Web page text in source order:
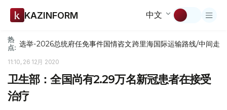
KAZINFORM 中文
热
点: 选举-2026总统府任免事件国情咨文跨里海国际运输路线/中间走廊
11:10, 26 12月 2020
卫生部：全国尚有2.29万名新冠患者在接受
治疗